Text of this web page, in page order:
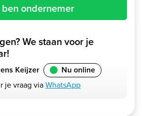
ondernemer
We staan voor je
Keijzer
Nu online
je vraag viaWhatsApp